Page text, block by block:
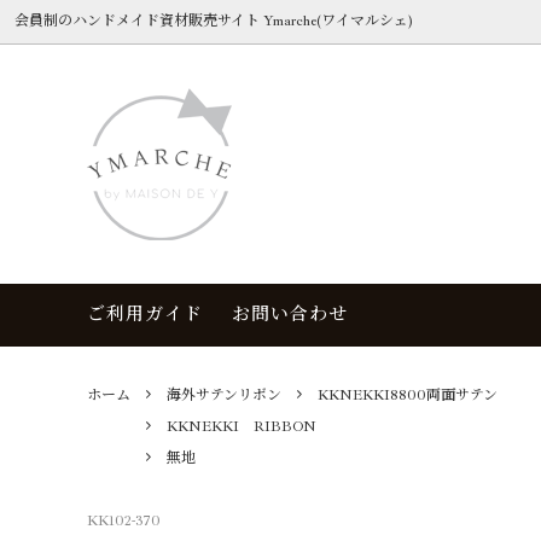
会員制のハンドメイド資材販売サイト Ymarche(ワイマルシェ)
カット販売リボン
YMARCHE select
海外柄リボン 海外グ
アレンジ資材
OUTLET MARKET
ドット
秋冬シーズン 無地
お買い物ガイド
ご利用ガイド お問い合わせ
ホーム 海外サテンリボン
KKNEKKI8800両面サテン
KKNEKKI RIBBON
無地
KK102-370